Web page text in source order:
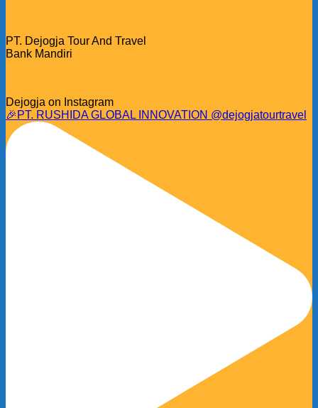
PT. Dejogja Tour And Travel
Bank Mandiri
Dejogja on Instagram
🎉PT. RUSHIDA GLOBAL INNOVATION @dejogjatourtravel